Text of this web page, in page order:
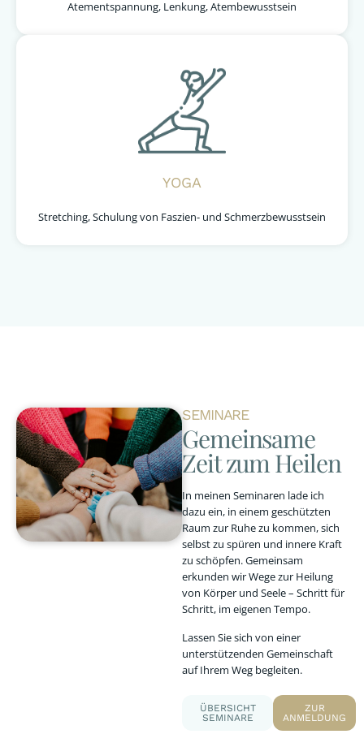
Atementspannung, Lenkung, Atembewusstsein
YOGA
Stretching, Schulung von Faszien- und Schmerzbewusstsein
SEMINARE
Gemeinsame
Zeit zum Heilen
In meinen Seminaren lade ich
dazu ein, in einem geschützten
Raum zur Ruhe zu kommen, sich
selbst zu spüren und innere Kraft
zu schöpfen. Gemeinsam
erkunden wir Wege zur Heilung
von Körper und Seele – Schritt für
Schritt, im eigenen Tempo.
Lassen Sie sich von einer
unterstützenden Gemeinschaft
auf Ihrem Weg begleiten.
ÜBERSICHT
SEMINARE
ZUR
ANMELDUNG